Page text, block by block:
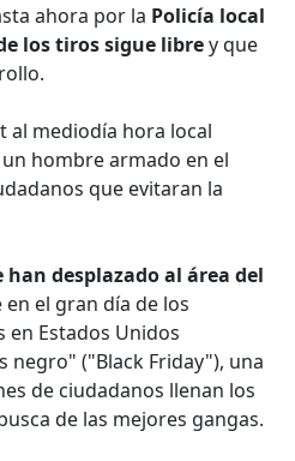
ahora por la Policía local
los tiros sigue librey que
al mediodía hora local
hombre armado en el
que evitaran la
han desplazado al área del
el gran día de los
en Estados Unidos
negro" ("Black Friday"), una
de ciudadanos llenan los
de las mejores gangas.